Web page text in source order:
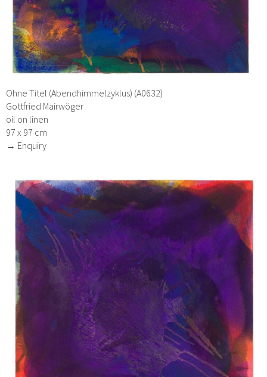
Ohne Titel (Abendhimmelzyklus) (A0632)
Gottfried Mairwöger
oil on linen
97 x 97 cm
→ Enquiry